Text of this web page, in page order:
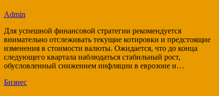
Admin
Для успешной финансовой стратегии рекомендуется
внимательно отслеживать текущие котировки и предстоящие
изменения в стоимости валюты. Ожидается, что до конца
следующего квартала наблюдаться стабильный рост,
обусловленный снижением инфляции в еврозоне и…
Бизнес